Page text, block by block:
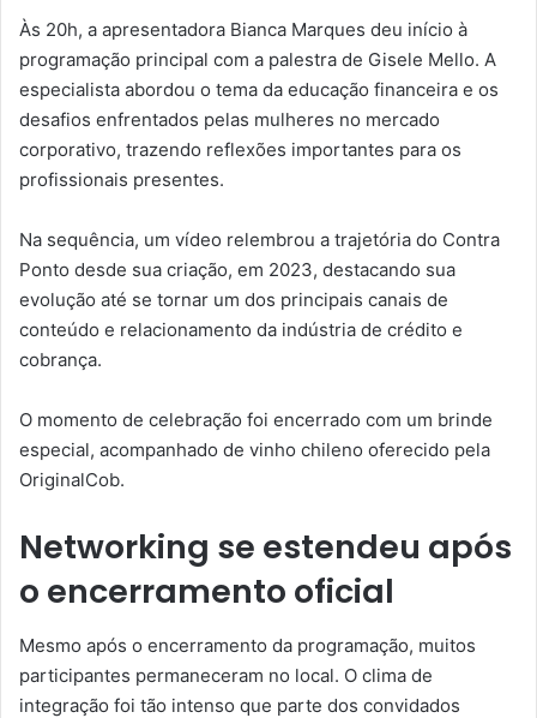
Às 20h, a apresentadora Bianca Marques deu início à
programação principal com a palestra de Gisele Mello. A
especialista abordou o tema da educação financeira e os
desafios enfrentados pelas mulheres no mercado
corporativo, trazendo reflexões importantes para os
profissionais presentes.
Na sequência, um vídeo relembrou a trajetória do Contra
Ponto desde sua criação, em 2023, destacando sua
evolução até se tornar um dos principais canais de
conteúdo e relacionamento da indústria de crédito e
cobrança.
O momento de celebração foi encerrado com um brinde
especial, acompanhado de vinho chileno oferecido pela
OriginalCob.
Networking se estendeu após
o encerramento oficial
Mesmo após o encerramento da programação, muitos
participantes permaneceram no local. O clima de
integração foi tão intenso que parte dos convidados